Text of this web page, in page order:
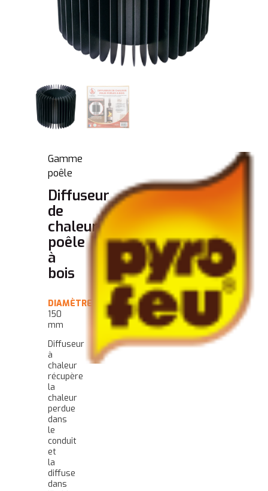
Gamme
poêle
Diffuseur
de
chaleur
poêle
à
bois
DIAMÈTRE
150
mm
Diffuseur
à
chaleur
récupère
la
chaleur
perdue
dans
le
conduit
et
la
diffuse
dans